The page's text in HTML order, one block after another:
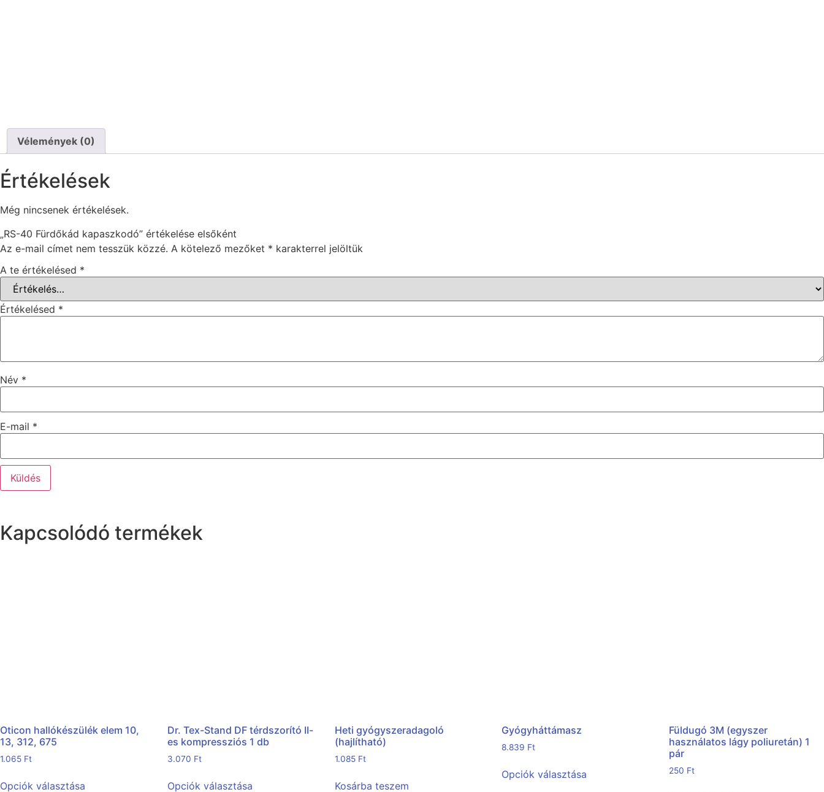
Vélemények (0)
Értékelések
Még nincsenek értékelések.
„RS-40 Fürdőkád kapaszkodó” értékelése elsőként
Az e-mail címet nem tesszük közzé. A kötelező mezőket * karakterrel jelöltük
A te értékelésed *
Értékelésed *
Név *
E-mail *
Kapcsolódó termékek
Oticon hallókészülék elem 10,
13, 312, 675
1.065 Ft
Opciók választása
Dr. Tex-Stand DF térdszorító II-
es kompressziós 1 db
3.070 Ft
Opciók választása
Heti gyógyszeradagoló
(hajlítható)
1.085 Ft
Kosárba teszem
Gyógyháttámasz
8.839 Ft
Opciók választása
Füldugó 3M (egyszer
használatos lágy poliuretán) 1
pár
250 Ft